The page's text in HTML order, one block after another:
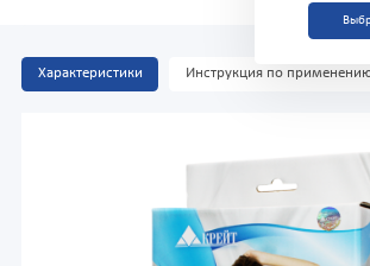
Характеристики Инструкция по